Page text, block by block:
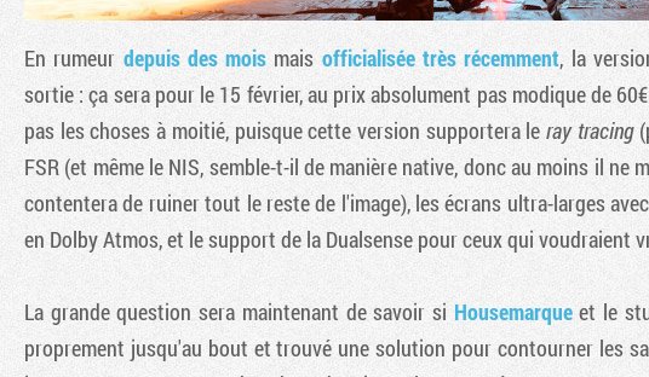
En rumeur depuis des mois mais officialisée très récemment, la
sortie : ça sera pour le 15 février, au prix absolument pas modique de
pas les choses à moitié, puisque cette version supportera leray tracing
FSR (et même le NIS, semble-t-il de manière native, donc au moins il ne
contentera de ruiner tout le reste de l'image), les écrans ultra-larges
en Dolby Atmos, et le support de la Dualsense pour ceux qui voudraient
La grande question sera maintenant de savoir si Housemarqueet le
proprement jusqu'au bout et trouvé une solution pour contourner les